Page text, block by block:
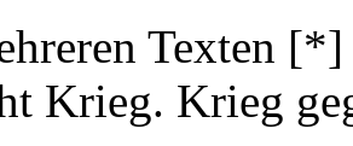
Texten
Krieg. Krieg